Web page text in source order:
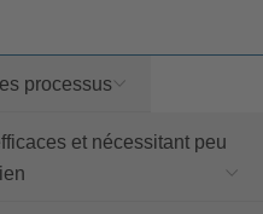
processus
et nécessitant peu